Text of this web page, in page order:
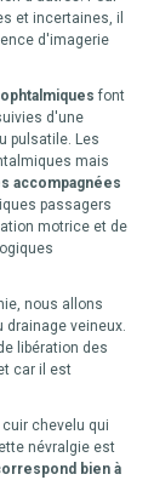
et incertaines, il
d'imagerie
font
d'une
pulsatile. Les
mais
accompagnées
passagers
motrice et de
nous allons
veineux.
libération des
car il est
chevelu qui
névralgie est
bien à